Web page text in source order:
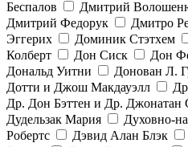
Беспалов Дмитрий
Дмитрий Федорук
Дмитро
Эггерих
Доминик Стэтхем
Колберт
Дон Сиск Дон
Дональд Уитни
Донован Л.
Дотти и Джош Макдауэлл
Др. Дон Бэттен и Др. Джонатан
Дудельзак Мария
Духовно-
Робертс
Дэвид Алан Блэк